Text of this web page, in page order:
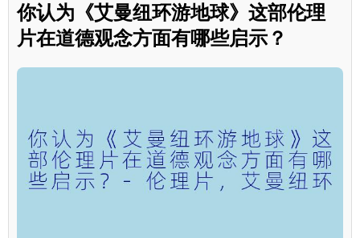
你认为《艾曼纽环游地球》这部伦理
片在道德观念方面有哪些启示？